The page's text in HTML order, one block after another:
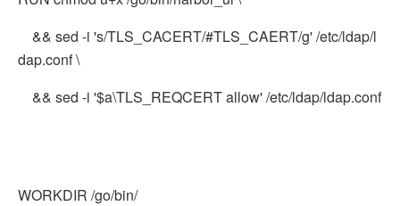
&& sed -i 's/TLS_CACERT/#TLS_CAERT/g' /etc/ldap/l
dap.conf \
&& sed -i '$a\TLS_REQCERT allow' /etc/ldap/ldap.conf
WORKDIR /go/bin/